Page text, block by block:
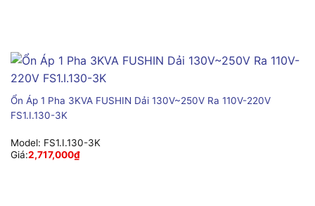
Ổn Áp 1 Pha 3KVA FUSHIN Dải 130V~250V Ra 110V-220V
FS1.I.130-3K
Model: FS1.I.130-3K
Giá:2,717,000₫